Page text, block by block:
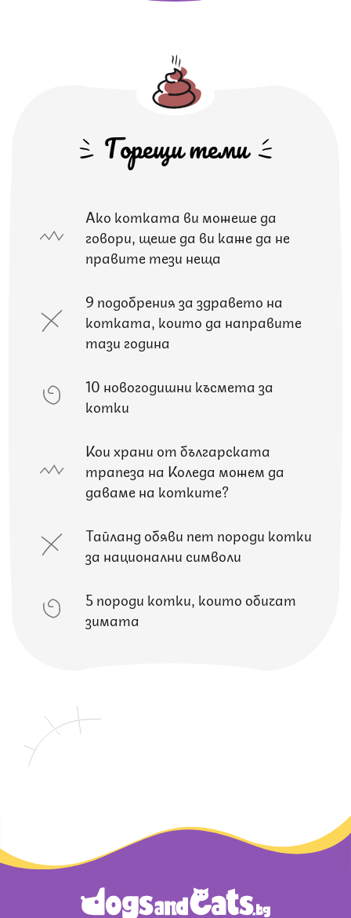
Горещи теми
Ако котката ви можеше да
говори, щеше да ви каже да не
правите тези неща
9 подобрения за здравето на
котката, които да направите
тази година
10 новогодишни късмета за
котки
Кои храни от българската
трапеза на Коледа можем да
даваме на котките?
Тайланд обяви пет породи котки
за национални символи
5 породи котки, които обичат
зимата